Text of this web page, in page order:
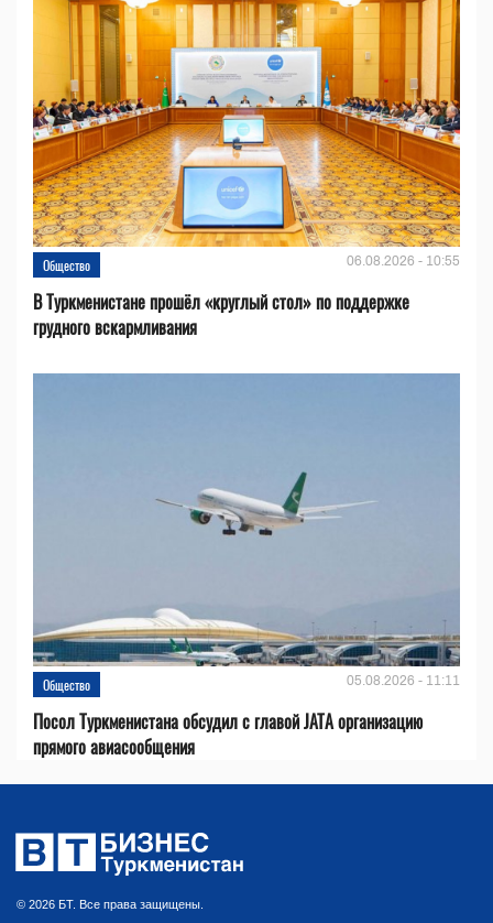
Общество 06.08.2026 - 10:55
В Туркменистане прошёл «круглый стол» по поддержке
грудного вскармливания
Общество 05.08.2026 - 11:11
Посол Туркменистана обсудил с главой JATA организацию
прямого авиасообщения
© 2026 БТ. Все права защищены.